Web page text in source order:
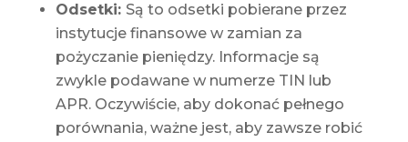
Odsetki: Są to odsetki pobierane przez
instytucje finansowe w zamian za
pożyczanie pieniędzy. Informacje są
zwykle podawane w numerze TIN lub
APR. Oczywiście, aby dokonać pełnego
porównania, ważne jest, aby zawsze robić